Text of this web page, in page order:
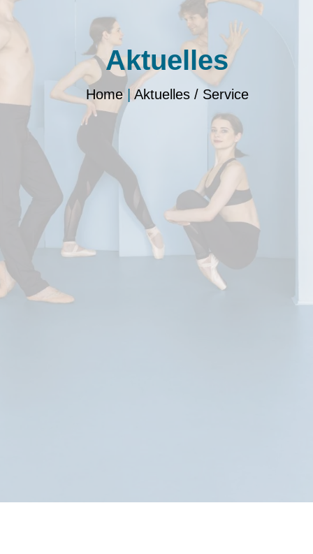
Aktuelles
Home| Aktuelles / Service